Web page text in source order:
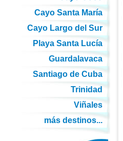
Cayo Santa María
Cayo Largo del Sur
Playa Santa Lucía
Guardalavaca
Santiago de Cuba
Trinidad
Viñales
más destinos...